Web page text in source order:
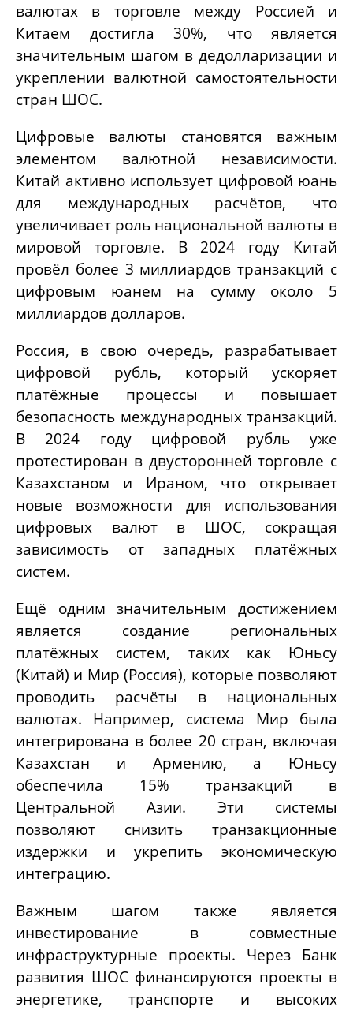
валютах в торговле между Россией и
Китаем достигла 30%, что является
значительным шагом в дедолларизации и
укреплении валютной самостоятельности
стран ШОС.
Цифровые валюты становятся важным
элементом валютной независимости.
Китай активно использует цифровой юань
для международных расчётов, что
увеличивает роль национальной валюты в
мировой торговле. В 2024 году Китай
провёл более 3 миллиардов транзакций с
цифровым юанем на сумму около 5
миллиардов долларов.
Россия, в свою очередь, разрабатывает
цифровой рубль, который ускоряет
платёжные процессы и повышает
безопасность международных транзакций.
В 2024 году цифровой рубль уже
протестирован в двусторонней торговле с
Казахстаном и Ираном, что открывает
новые возможности для использования
цифровых валют в ШОС, сокращая
зависимость от западных платёжных
систем.
Ещё одним значительным достижением
является создание региональных
платёжных систем, таких как Юньсу
(Китай) и Мир (Россия), которые позволяют
проводить расчёты в национальных
валютах. Например, система Мир была
интегрирована в более 20 стран, включая
Казахстан и Армению, а Юньсу
обеспечила 15% транзакций в
Центральной Азии. Эти системы
позволяют снизить транзакционные
издержки и укрепить экономическую
интеграцию.
Важным шагом также является
инвестирование в совместные
инфраструктурные проекты. Через Банк
развития ШОС финансируются проекты в
энергетике, транспорте и высоких